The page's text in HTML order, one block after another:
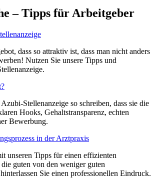
– Tipps für Arbeitgeber
dass so attraktiv ist, dass man nicht anders
Nutzen Sie unsere Tipps und
Stellenanzeige so schreiben, dass sie die
Hooks, Gehaltstransparenz, echten
Bewerbung.
in der Arztpraxis
unseren Tipps für einen effizienten
guten von den weniger guten
Sie einen professionellen Eindruck.